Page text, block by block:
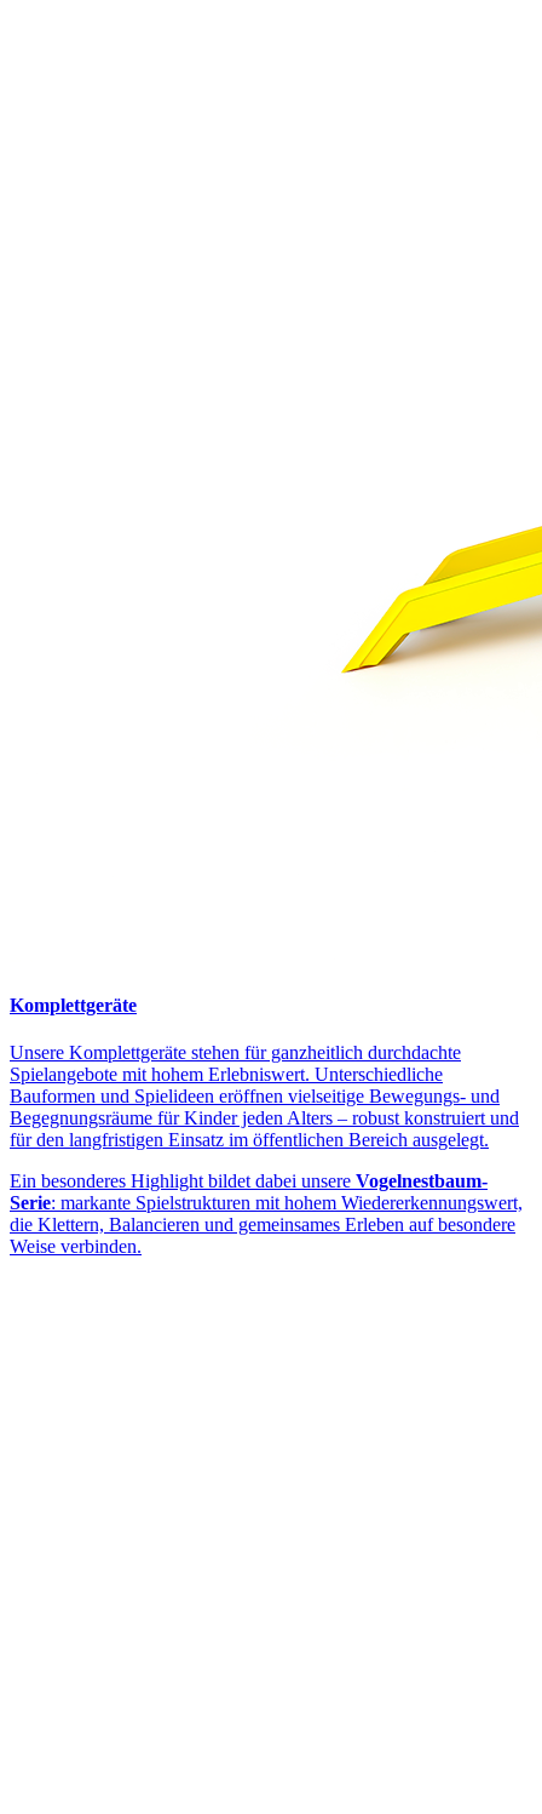
Komplettgeräte
Unsere Komplettgeräte stehen für ganzheitlich durchdachte
Spielangebote mit hohem Erlebniswert. Unterschiedliche
Bauformen und Spielideen eröffnen vielseitige Bewegungs- und
Begegnungsräume für Kinder jeden Alters – robust konstruiert und
für den langfristigen Einsatz im öffentlichen Bereich ausgelegt.
Ein besonderes Highlight bildet dabei unsere Vogelnestbaum-
Serie: markante Spielstrukturen mit hohem Wiedererkennungswert,
die Klettern, Balancieren und gemeinsames Erleben auf besondere
Weise verbinden.